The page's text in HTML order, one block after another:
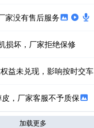
家没有售后服务
损坏，厂家拒绝保修
益未兑现，影响按时交车
，厂家客服不予质保
加载更多